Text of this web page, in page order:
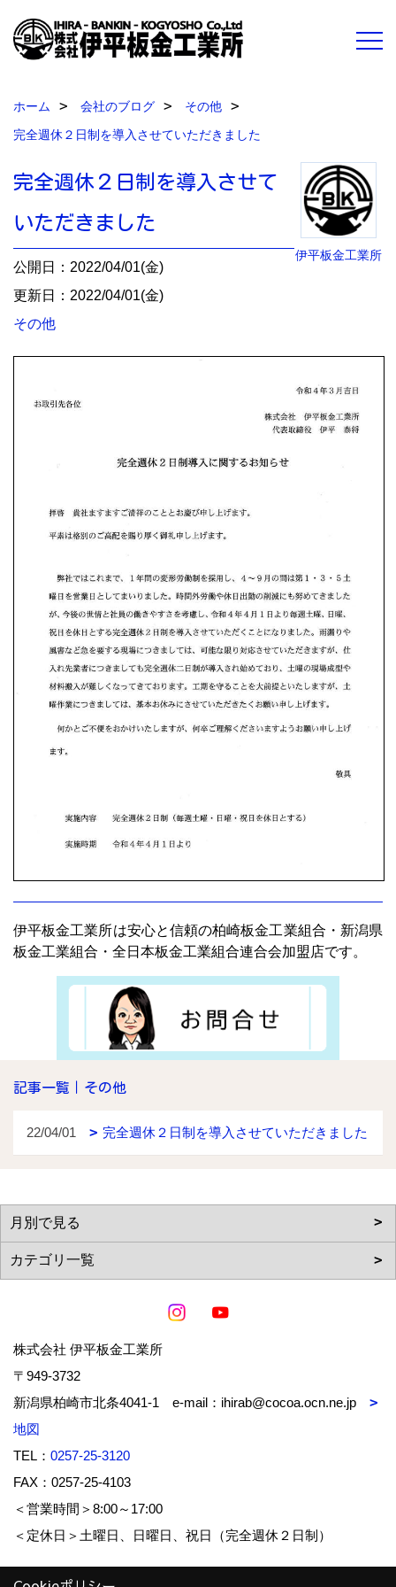
ホーム 会社のブログ
その他
完全週休２日制を導入させていただきました
伊平板金工業所
完全週休２日制を導入させて
いただきました
公開日：2022/04/01(金)
更新日：2022/04/01(金)
その他
伊平板金工業所は安心と信頼の柏崎板金工業組合・新潟県
板金工業組合・全日本板金工業組合連合会加盟店です。
記事一覧｜その他
22/04/01 完全週休２日制を導入させていただきました
株式会社 伊平板金工業所
〒949-3732
新潟県柏崎市北条4041-1 e-mail：ihirab@cocoa.ocn.ne.jp
地図
TEL： 0257-25-3120
FAX：0257-25-4103
＜営業時間＞8:00～17:00
＜定休日＞土曜日、日曜日、祝日（完全週休２日制）